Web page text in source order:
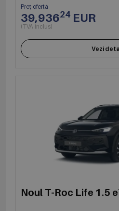
Preț ofertă
39,93624 EUR
(TVA inclus)
Vezi
Noul T-Roc Life 1.5